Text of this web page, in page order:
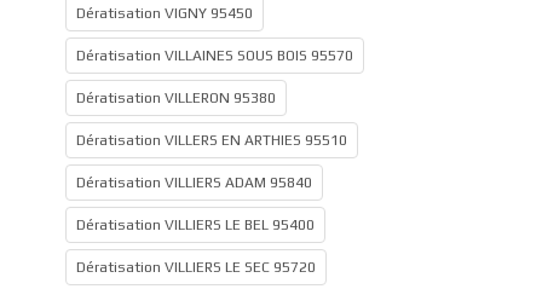
Dératisation VIGNY 95450
Dératisation VILLAINES SOUS BOIS 95570
Dératisation VILLERON 95380
Dératisation VILLERS EN ARTHIES 95510
Dératisation VILLIERS ADAM 95840
Dératisation VILLIERS LE BEL 95400
Dératisation VILLIERS LE SEC 95720